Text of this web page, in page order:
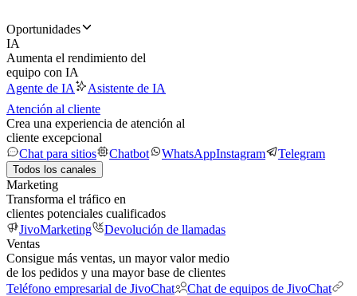
Oportunidades
IA
Aumenta el rendimiento del
equipo con IA
Agente de IA
Asistente de IA
Atención al cliente
Crea una experiencia de atención al
cliente excepcional
Chat para sitios
Chatbot WhatsAppInstagram Telegram
Todos los canales
Marketing
Transforma el tráfico en
clientes potenciales cualificados
JivoMarketing
Devolución de llamadas
Ventas
Consigue más ventas, un mayor valor medio
de los pedidos y una mayor base de clientes
Teléfono empresarial de JivoChat
Chat de equipos de JivoChat